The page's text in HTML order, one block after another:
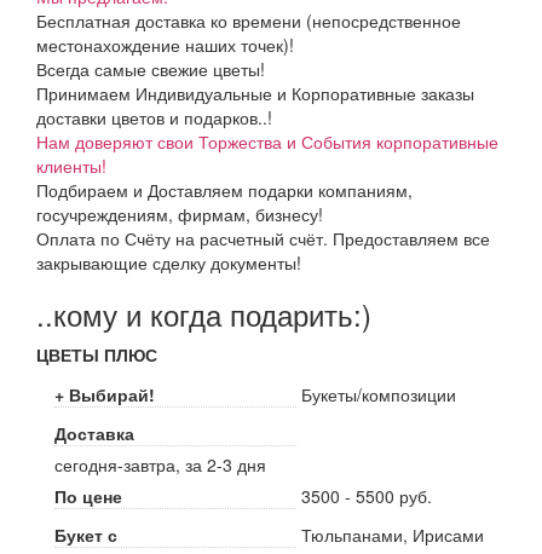
Бесплатная доставка ко времени (непосредственное
местонахождение наших точек)!
Всегда самые свежие цветы!
Принимаем Индивидуальные и Корпоративные заказы
доставки цветов и подарков..!
Нам доверяют свои Торжества и События корпоративные
клиенты!
Подбираем и Доставляем подарки компаниям,
госучреждениям, фирмам, бизнесу!
Оплата по Счёту на расчетный счёт. Предоставляем все
закрывающие сделку документы!
..кому и когда подарить:)
ЦВЕТЫ ПЛЮС
+ Выбирай!
Букеты/композиции
Доставка
сегодня-завтра, за 2-3 дня
По цене
3500 - 5500 руб.
Букет с
Тюльпанами, Ирисами